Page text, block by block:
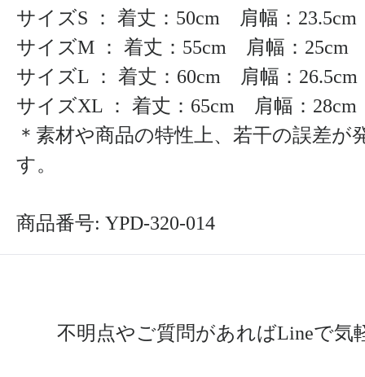
サイズS ： 着丈：50cm 肩幅：
サイズM ： 着丈：55cm 肩幅：25cm
サイズL ： 着丈：60cm 肩幅：
サイズXL ： 着丈：65cm 肩幅：
＊素材や商品の特性上、若干の誤差
す。
商品番号: YPD-320-014
不明点やご質問があればLineで気